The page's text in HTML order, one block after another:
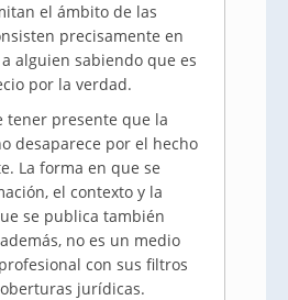
el ámbito de las
precisamente en
alguien sabiendo que es
por la verdad.
tener presente que la
desaparece por el hecho
La forma en que se
el contexto y la
se publica también
no es un medio
con sus filtros
jurídicas.